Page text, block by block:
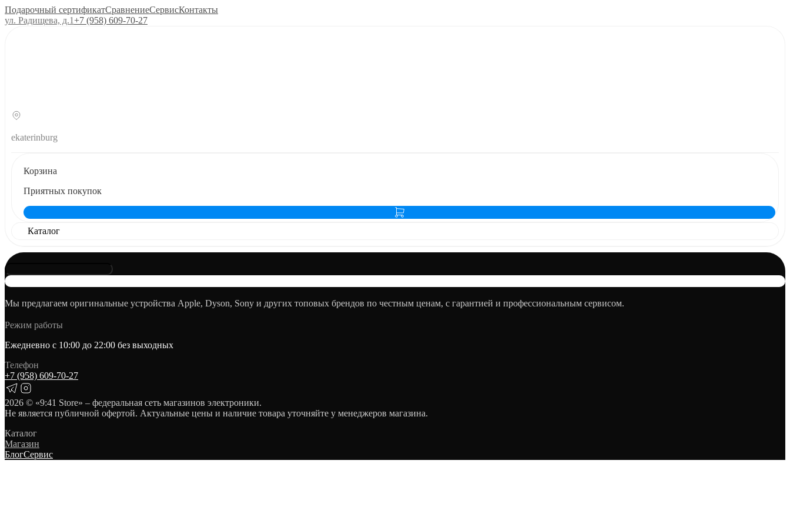
Подарочный сертификатСравнениеСервисКонтакты
ул. Радищева, д.1+7 (958) 609‑70‑27
ekaterinburg
Корзина
Приятных покупок
Каталог
Мы предлагаем оригинальные устройства Apple, Dyson, Sony и других топовых брендов по честным ценам, с гарантией и профессиональным сервисом.
Режим работы
Ежедневно с 10:00 до 22:00 без выходных
Телефон
+7 (958) 609‑70‑27
2026 © «9:41 Store» – федеральная сеть магазинов электроники.
Не является публичной офертой. Актуальные цены и наличие товара уточняйте у менеджеров магазина.
Каталог
Магазин
БлогСервис